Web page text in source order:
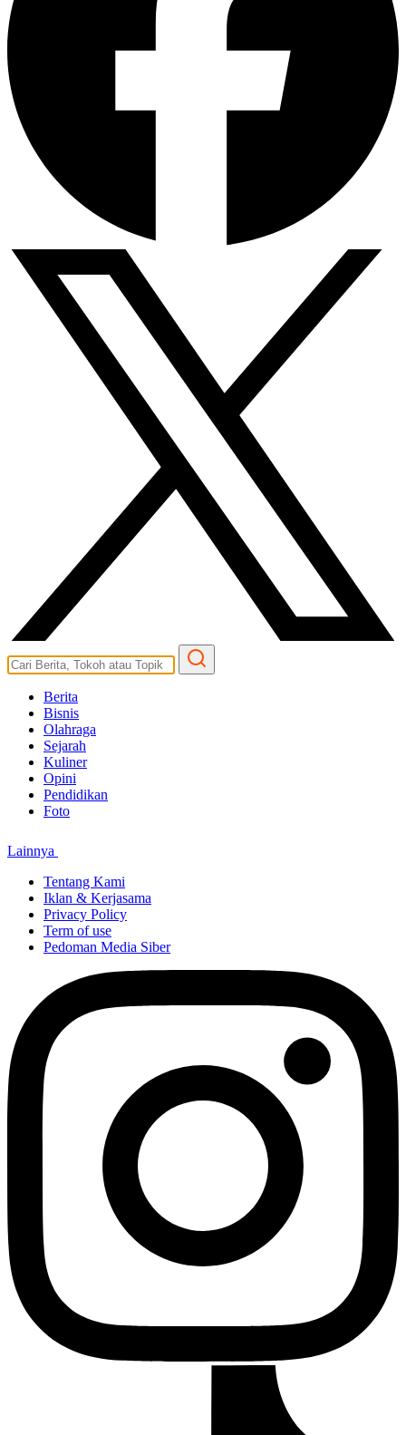
Berita
Bisnis
Olahraga
Sejarah
Kuliner
Opini
Pendidikan
Foto
Lainnya
Tentang Kami
Iklan & Kerjasama
Privacy Policy
Term of use
Pedoman Media Siber